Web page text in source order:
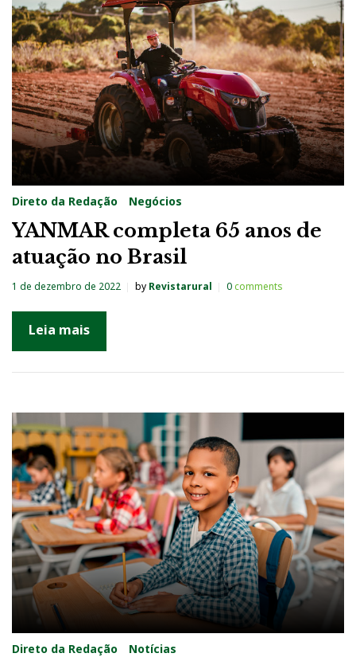
a
:
1
d
e
d
e
z
e
m
b
r
o
e
2
2
2
Direto da Redação Negócios
YANMAR completa 65 anos de
atuação no Brasil
1 de dezembro de 2022 by Revistarural 0comments
Leia mais
Direto da Redação Notícias